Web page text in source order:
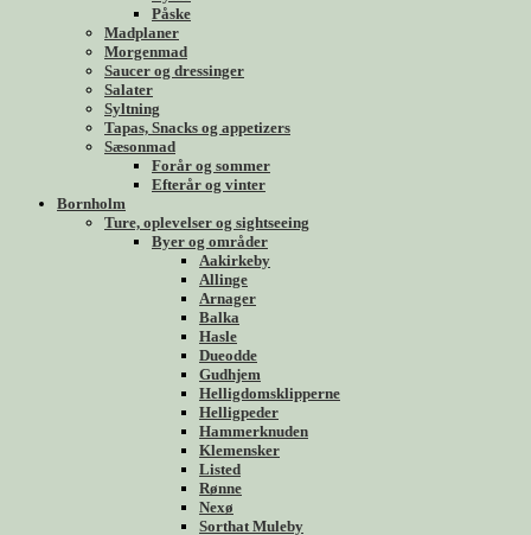
Påske
Madplaner
Morgenmad
Saucer og dressinger
Salater
Syltning
Tapas, Snacks og appetizers
Sæsonmad
Forår og sommer
Efterår og vinter
Bornholm
Ture, oplevelser og sightseeing
Byer og områder
Aakirkeby
Allinge
Arnager
Balka
Hasle
Dueodde
Gudhjem
Helligdomsklipperne
Helligpeder
Hammerknuden
Klemensker
Listed
Rønne
Nexø
Sorthat Muleby